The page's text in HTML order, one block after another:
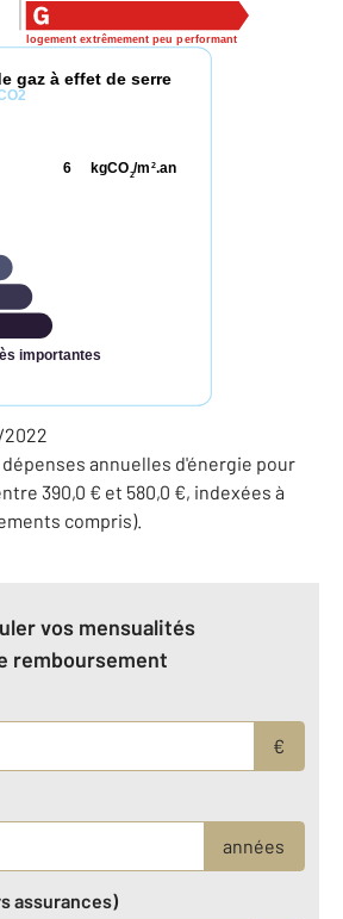
logement extrêmement peu performant
gaz à effet de serre
importantes
kgCO2/m 2.an
6
2022
annuelles d'énergie pour
390,0 € et 580,0 €, indexées à
compris).
vos mensualités
remboursement
€
années
assurances)